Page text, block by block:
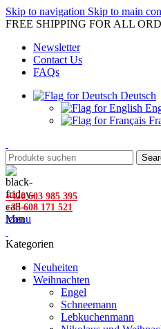
Skip to navigation Skip to main
FREE SHIPPING FOR ALL
Newsletter
Contact Us
FAQs
Deutsch
+420 603 985 395
+33 608 171 521
Menu
Kategorien
Neuheiten
Weihnachten
Engel
Schneemann
Lebkuchenmann